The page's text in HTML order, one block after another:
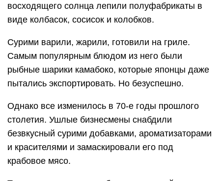
восходящего солнца лепили полуфабрикаты в
виде колбасок, сосисок и колобков.
Сурими варили, жарили, готовили на гриле.
Самым популярным блюдом из него были
рыбные шарики камабоко, которые японцы даже
пытались экспортировать. Но безуспешно.
Однако все изменилось в 70-е годы прошлого
столетия. Ушлые бизнесмены снабдили
безвкусный сурими добавками, ароматизаторами
и красителями и замаскировали его под
крабовое мясо.